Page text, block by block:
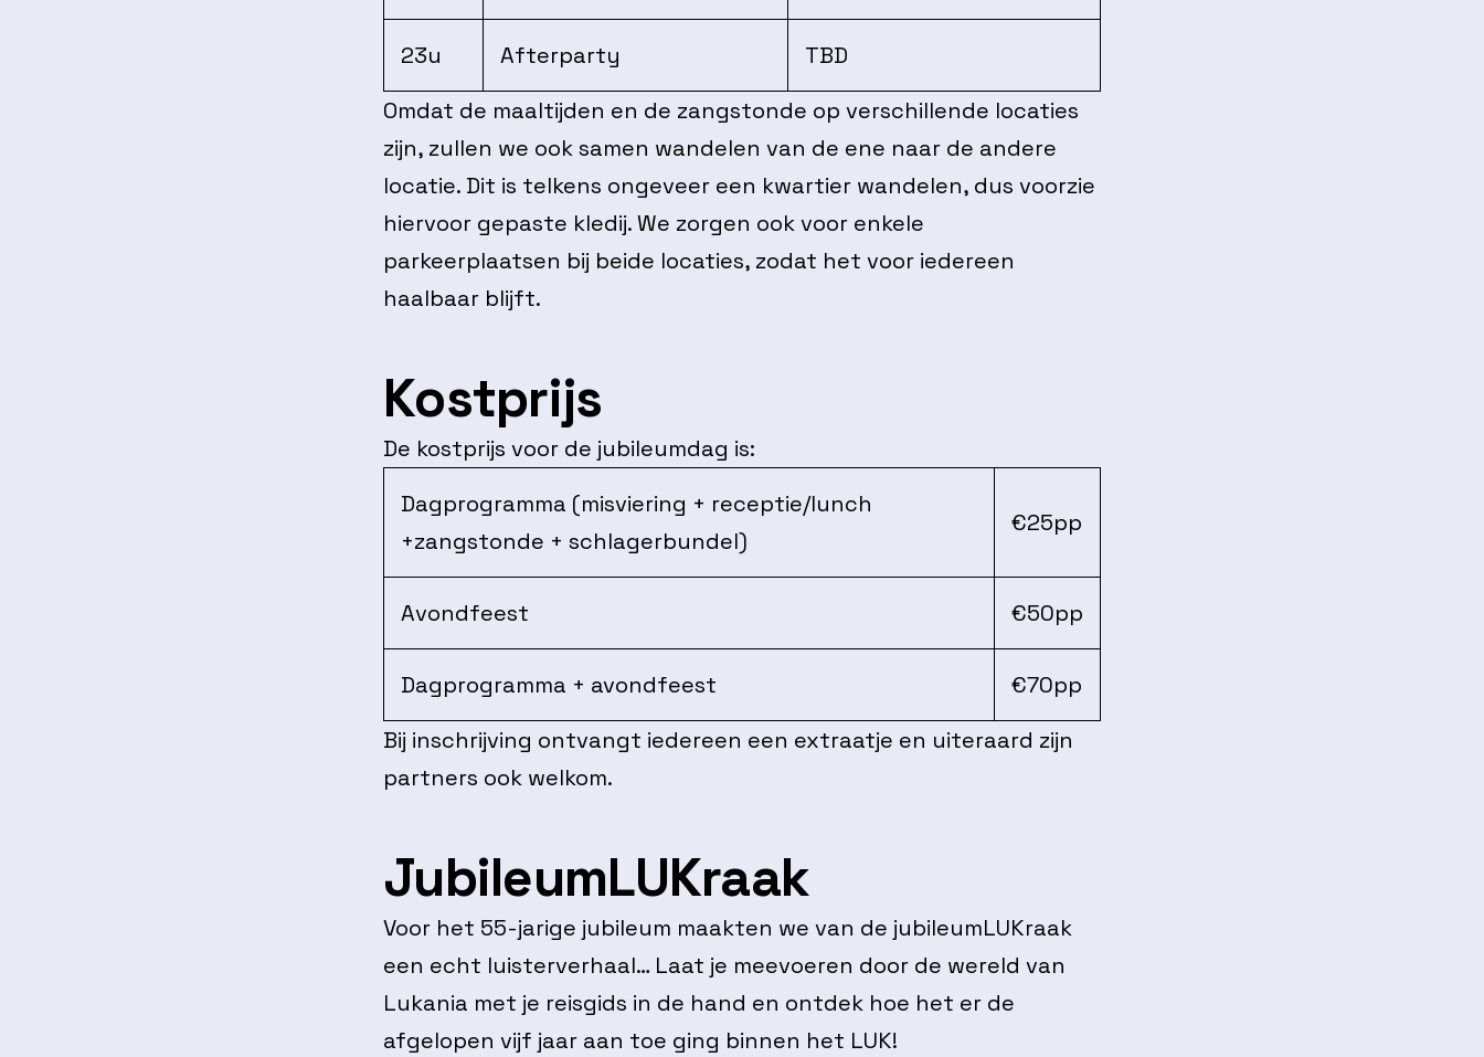
23u Afterparty
TBD
Omdat de maaltijden en de zangstonde op verschillende locaties
zijn, zullen we ook samen wandelen van de ene naar de andere
locatie. Dit is telkens ongeveer een kwartier wandelen, dus voorzie
hiervoor gepaste kledij. We zorgen ook voor enkele
parkeerplaatsen bij beide locaties, zodat het voor iedereen
haalbaar blijft.
Kostprijs
De kostprijs voor de jubileumdag is:
Dagprogramma (misviering + receptie/lunch
+zangstonde + schlagerbundel)
€25pp
Avondfeest €50pp
Dagprogramma + avondfeest
€70pp
Bij inschrijving ontvangt iedereen een extraatje en uiteraard zijn
partners ook welkom.
JubileumLUKraak
Voor het 55-jarige jubileum maakten we van de jubileumLUKraak
een echt luisterverhaal… Laat je meevoeren door de wereld van
Lukania met je reisgids in de hand en ontdek hoe het er de
afgelopen vijf jaar aan toe ging binnen het LUK!